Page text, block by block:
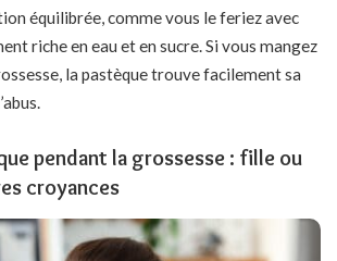
équilibrée, comme vous le feriez avec
riche en eau et en sucre. Si vous mangez
, la pastèque trouve facilement sa
pendant la grossesse : fille ou
croyances